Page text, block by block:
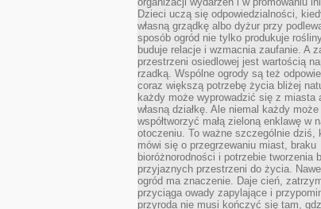
Dzieci uczą się odpowiedzialności,
własną grządkę albo dyżur przy
sposób ogród nie tylko produkuje
buduje relacje i wzmacnia zaufanie. A
przestrzeni osiedlowej jest wartością
rzadką. Wspólne ogrody są też
coraz większą potrzebę życia bliżej
każdy może wyprowadzić się z miasta
własną działkę. Ale niemal każdy może
współtworzyć małą zieloną enklawę w
otoczeniu. To ważne szczególnie dziś,
mówi się o przegrzewaniu miast, braku
bioróżnorodności i potrzebie tworzenia
przyjaznych przestrzeni do życia.
ogród ma znaczenie. Daje cień,
przyciąga owady zapylające i
przyroda nie musi kończyć się tam,